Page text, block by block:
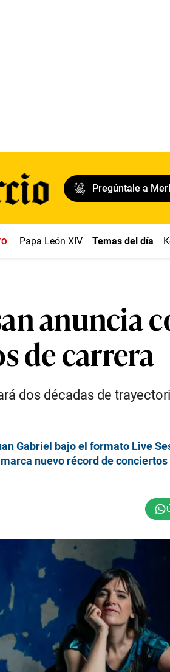
Pregúntale a
Papa León XIV Temas del día
anuncia
de carrera
dos décadas de
Gabriel bajo el formato Live
nuevo récord de